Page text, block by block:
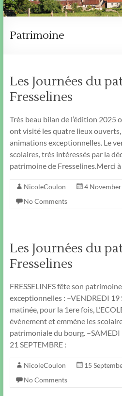
Patrimoine
Les Journées du
Fresselines
Très beau bilan de l’édition 2025
ont visité les quatre lieux
animations exceptionnelles. Le
scolaires, très intéressés par la
patrimoine de Fresselines.Merci
NicoleCoulon 4
No Comments
Les Journées du
Fresselines
FRESSELINES fête son
exceptionnelles : –VENDREDI 19
matinée, pour la 1ere fois,
évènement et emmène les
patrimoniale du bourg.
21 SEPTEMBRE :
NicoleCoulon 15
No Comments